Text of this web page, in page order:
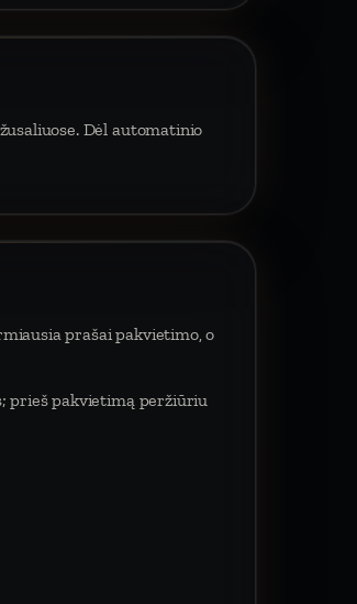
Dėl automatinio
prašai pakvietimo, o
prieš pakvietimą peržiūriu